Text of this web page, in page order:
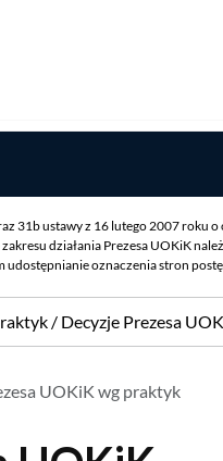
31b ustawy z 16 lutego 2007
działania Prezesa UOKiK
udostępnianie oznaczenia stron
/ Decyzje Prezesa
UOKiK wg praktyk